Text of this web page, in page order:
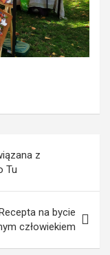
z
Tu
na bycie
człowiekiem